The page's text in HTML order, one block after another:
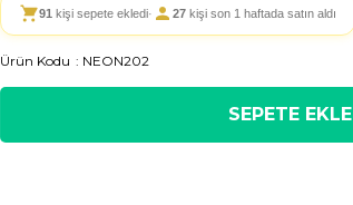
91 kişi sepete ekledi· 27 kişi son 1 haftada satın aldı
Ürün Kodu NEON202
SEPETE EKLE